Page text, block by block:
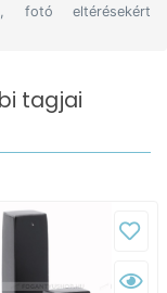
fotó eltérésekért
tagjai